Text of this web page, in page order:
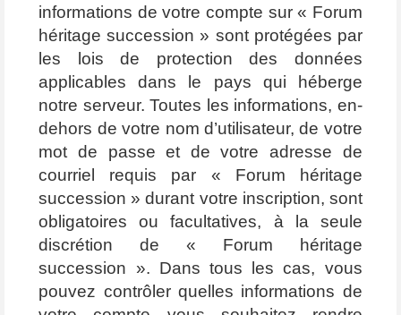
informations de votre compte sur « Forum
héritage succession » sont protégées par
les lois de protection des données
applicables dans le pays qui héberge
notre serveur. Toutes les informations, en-
dehors de votre nom d’utilisateur, de votre
mot de passe et de votre adresse de
courriel requis par « Forum héritage
succession » durant votre inscription, sont
obligatoires ou facultatives, à la seule
discrétion de « Forum héritage
succession ». Dans tous les cas, vous
pouvez contrôler quelles informations de